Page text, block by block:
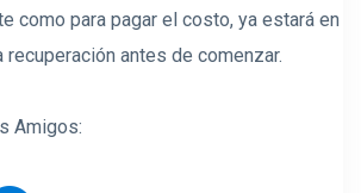
como para pagar el costo, ya estará en
recuperación antes de comenzar.
Amigos: